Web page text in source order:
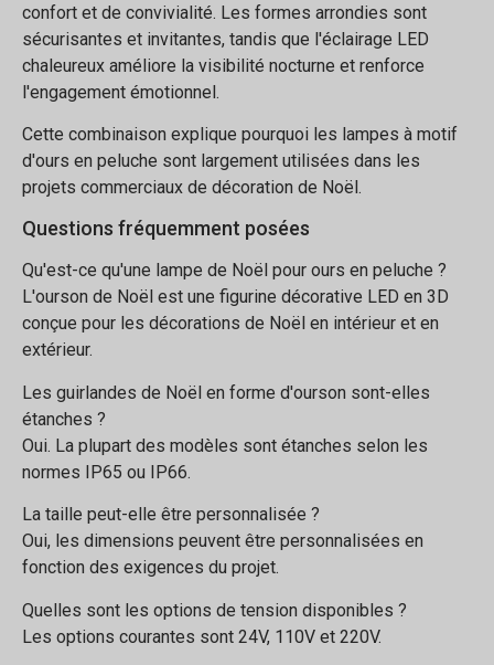
confort et de convivialité. Les formes arrondies sont
sécurisantes et invitantes, tandis que l'éclairage LED
chaleureux améliore la visibilité nocturne et renforce
l'engagement émotionnel.
Cette combinaison explique pourquoi les lampes à motif
d'ours en peluche sont largement utilisées dans les
projets commerciaux de décoration de Noël.
Questions fréquemment posées
Qu'est-ce qu'une lampe de Noël pour ours en peluche ?
L'ourson de Noël est une figurine décorative LED en 3D
conçue pour les décorations de Noël en intérieur et en
extérieur.
Les guirlandes de Noël en forme d'ourson sont-elles
étanches ?
Oui. La plupart des modèles sont étanches selon les
normes IP65 ou IP66.
La taille peut-elle être personnalisée ?
Oui, les dimensions peuvent être personnalisées en
fonction des exigences du projet.
Quelles sont les options de tension disponibles ?
Les options courantes sont 24V, 110V et 220V.